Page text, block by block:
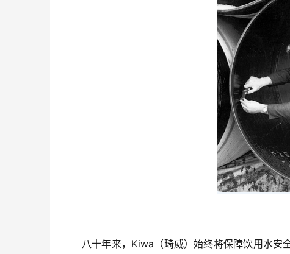
八十年来，Kiwa（琦威）始终将保障饮用水安